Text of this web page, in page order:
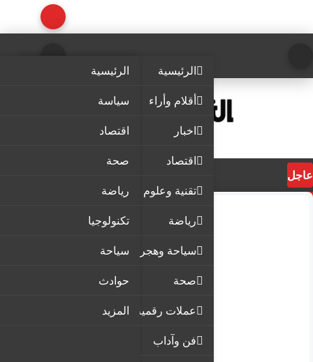
الرئيسية
أقلام وأراء
اخبار
اقتصاد
تقنية وعلوم
رياضة
سياحة وهجرة
صحة
عملات رقمية
فن وآداب
الرئيسية
سياسة
اقتصاد
صحة
رياضة
تكنولوجيا
سياحة
حوادث
المزيد
عاجل